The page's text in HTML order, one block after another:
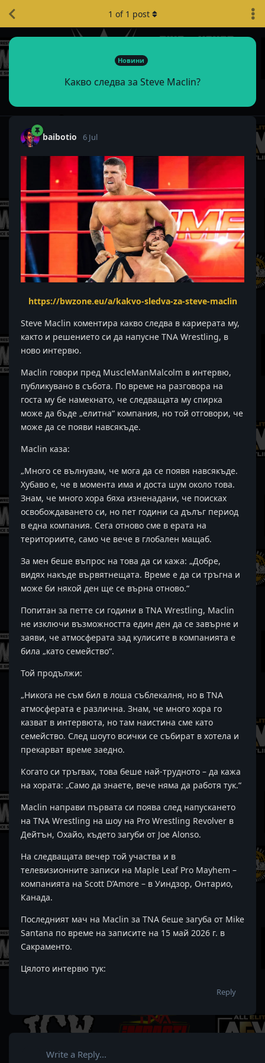
Новини
Какво следва за Steve Maclin?
1 of 1 post
baibotio 6 Jul
https://bwzone.eu/a/kakvo-sledva-za-steve-maclin
Steve Maclin коментира какво следва в кариерата му,
както и решението си да напусне TNA Wrestling, в
ново интервю.
Maclin говори пред MuscleManMalcolm в интервю,
публикувано в събота. По време на разговора на
госта му бе намекнато, че следващата му спирка
може да бъде „елитна“ компания, но той отговори, че
може да се появи навсякъде.
Maclin каза:
„Много се вълнувам, че мога да се появя навсякъде.
Хубаво е, че в момента има и доста шум около това.
Знам, че много хора бяха изненадани, че поисках
освобождаването си, но пет години са дълъг период
в една компания. Сега отново сме в ерата на
териториите, само че вече в глобален мащаб.
За мен беше въпрос на това да си кажа: „Добре,
видях накъде вървятнещата. Време е да си тръгна и
може би някой ден ще се върна отново.“
Попитан за петте си години в TNA Wrestling, Maclin
не изключи възможността един ден да се завърне и
заяви, че атмосферата зад кулисите в компанията е
била „като семейство“.
Той продължи:
„Никога не съм бил в лоша съблекалня, но в TNA
атмосферата е различна. Знам, че много хора го
казват в интервюта, но там наистина сме като
семейство. След шоуто всички се събират в хотела и
прекарват време заедно.
Когато си тръгвах, това беше най-трудното – да кажа
на хората: „Само да знаете, вече няма да работя тук.“
Maclin направи първата си поява след напускането
на TNA Wrestling на шоу на Pro Wrestling Revolver в
Дейтън, Охайо, където загуби от Joe Alonso.
На следващата вечер той участва и в
телевизионните записи на Maple Leaf Pro Mayhem –
компанията на Scott D’Amore – в Уиндзор, Онтарио,
Канада.
Последният мач на Maclin за TNA беше загуба от Mike
Santana по време на записите на 15 май 2026 г. в
Сакраменто.
Цялото интервю тук:
Reply
Write a Reply...